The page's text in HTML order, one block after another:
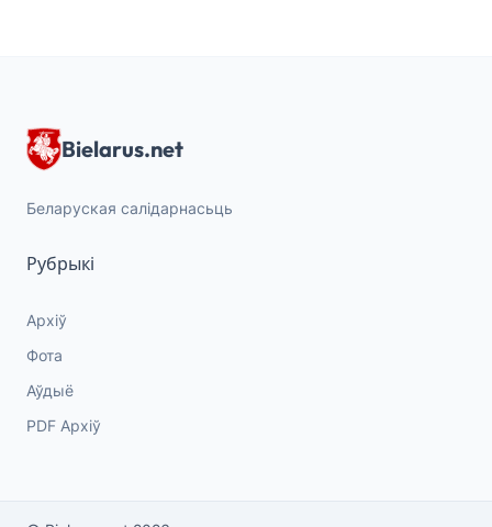
Bielarus.net
Беларуская салідарнасьць
Рубрыкі
Архіў
Фота
Аўдыё
PDF Архіў